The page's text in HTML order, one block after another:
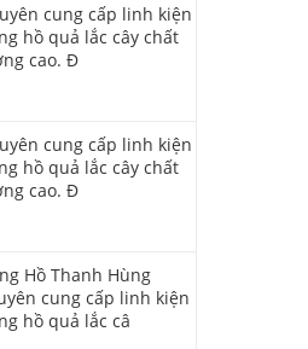
cung cấp linh kiện
hồ quả lắc cây chất
cao. Đ
cung cấp linh kiện
hồ quả lắc cây chất
cao. Đ
Hồ Thanh Hùng
cung cấp linh kiện
hồ quả lắc câ